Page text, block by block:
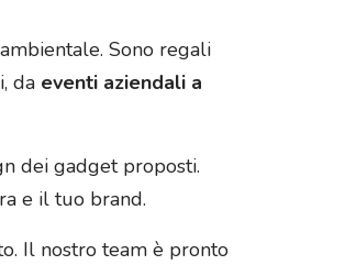
Sono regali
da eventi aziendali a
dei gadget proposti.
e il tuo brand.
Il nostro team è pronto